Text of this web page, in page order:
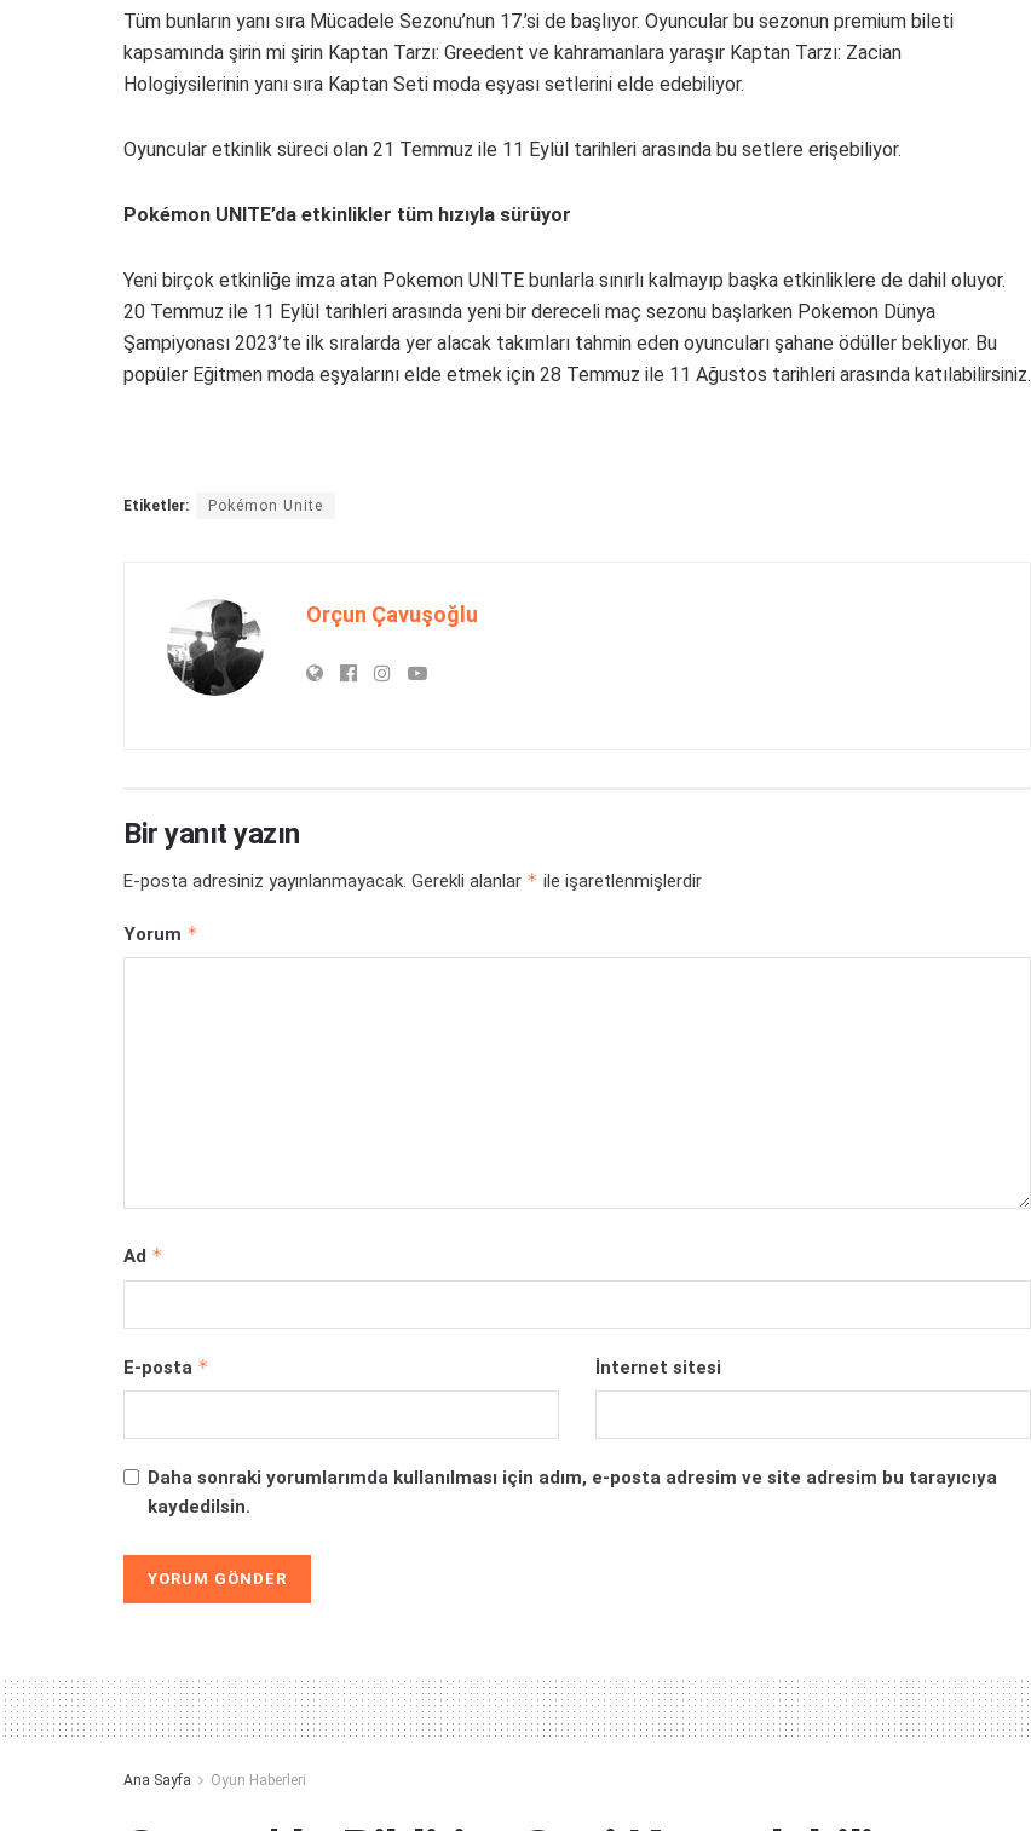
Tüm bunların yanı sıra Mücadele Sezonu’nun 17.’si de başlıyor. Oyuncular bu sezonun premium bileti
kapsamında şirin mi şirin Kaptan Tarzı: Greedent ve kahramanlara yaraşır Kaptan Tarzı: Zacian
Hologiysilerinin yanı sıra Kaptan Seti moda eşyası setlerini elde edebiliyor.
Oyuncular etkinlik süreci olan 21 Temmuz ile 11 Eylül tarihleri arasında bu setlere erişebiliyor.
Pokémon UNITE’da etkinlikler tüm hızıyla sürüyor
Yeni birçok etkinliğe imza atan Pokemon UNITE bunlarla sınırlı kalmayıp başka etkinliklere de dahil oluyor.
20 Temmuz ile 11 Eylül tarihleri arasında yeni bir dereceli maç sezonu başlarken Pokemon Dünya
Şampiyonası 2023’te ilk sıralarda yer alacak takımları tahmin eden oyuncuları şahane ödüller bekliyor. Bu
popüler Eğitmen moda eşyalarını elde etmek için 28 Temmuz ile 11 Ağustos tarihleri arasında katılabilirsiniz.
Etiketler: Pokémon Unite
Orçun Çavuşoğlu
Bir yanıt yazın
E-posta adresiniz yayınlanmayacak. Gerekli alanlar * ile işaretlenmişlerdir
Yorum *
Ad *
E-posta * İnternet sitesi
Daha sonraki yorumlarımda kullanılması için adım, e-posta adresim ve site adresim bu tarayıcıya
kaydedilsin.
Ana Sayfa Oyun Haberleri